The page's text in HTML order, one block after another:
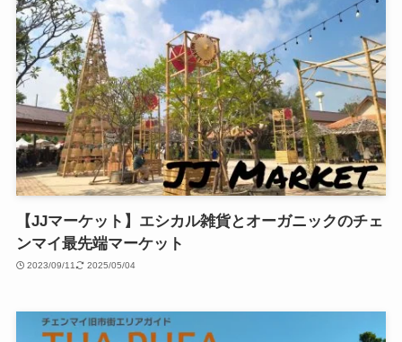
【JJマーケット】エシカル雑貨とオーガニックのチェ
ンマイ最先端マーケット
2023/09/11 2025/05/04